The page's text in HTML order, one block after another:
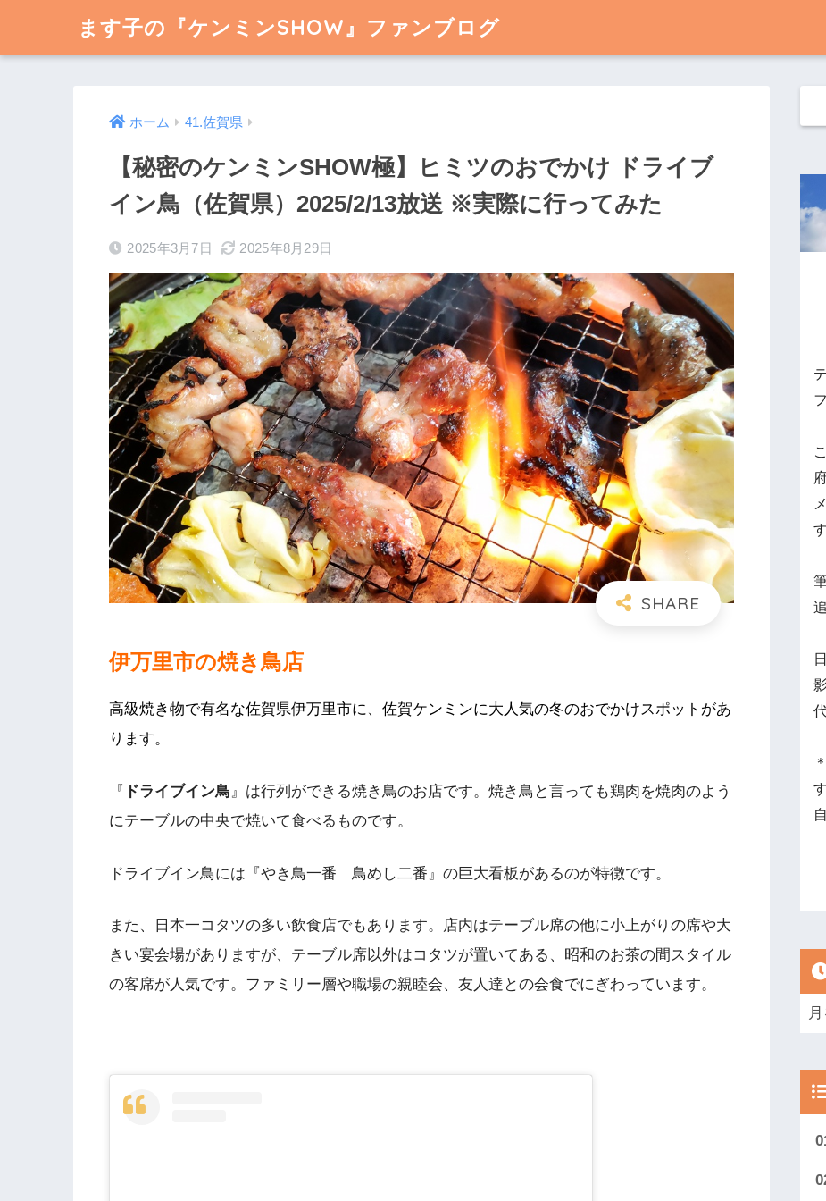
ます子の『ケンミンSHOW』ファンブログ
ホーム 41.佐賀県
【秘密のケンミンSHOW極】ヒミツのおでかけ ドライブ
イン鳥（佐賀県）2025/2/13放送 ※実際に行ってみた
2025年3月7日 2025年8月29日
伊万里市の焼き鳥店
高級焼き物で有名な佐賀県伊万里市に、佐賀ケンミンに大人気の冬のおでかけスポットがあ
ります。
『 ドライブイン鳥』は行列ができる焼き鳥のお店です。焼き鳥と言っても鶏肉を焼肉のよう
にテーブルの中央で焼いて食べるものです。
ドライブイン鳥には『やき鳥一番 鳥めし二番』の巨大看板があるのが特徴です。
また、日本一コタツの多い飲食店でもあります。店内はテーブル席の他に小上がりの席や大
きい宴会場がありますが、テーブル席以外はコタツが置いてある、昭和のお茶の間スタイル
の客席が人気です。ファミリー層や職場の親睦会、友人達との会食でにぎわっています。